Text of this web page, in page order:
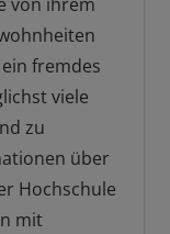
von ihrem
fremdes
viele
zu
über
Hochschule
mit